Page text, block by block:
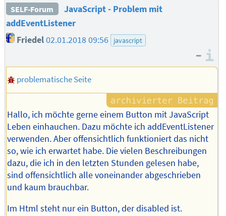
SELF-Forum
JavaScript - Problem mit
addEventListener
Friedel 02.01.2018 09:56 javascript
–
problematische Seite
Hallo, ich möchte gerne einem Button mit JavaScript
Leben einhauchen. Dazu möchte ich addEventListener
verwenden. Aber offensichtlich funktioniert das nicht
so, wie ich erwartet habe. Die vielen Beschreibungen
dazu, die ich in den letzten Stunden gelesen habe,
sind offensichtlich alle voneinander abgeschrieben
und kaum brauchbar.
Im Html steht nur ein Button, der disabled ist.